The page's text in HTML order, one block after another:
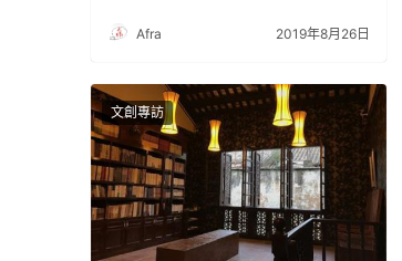
Afra 2019年8月26日
文創專訪